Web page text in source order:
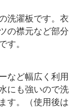
洗濯板です。衣
の襟元など部分
す。
など幅広く利用
にも強いので洗
す。（使用後は